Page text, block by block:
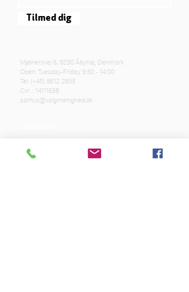
Tilmed dig
Mjølnersvej 6, 8230 Åbyhøj, Denmark
Open: Tuesday-Friday 9:30 - 14:00
Tel: (+45) 8612 2835
Cvr .: 14111638
aarhus@valgmenighed.dk